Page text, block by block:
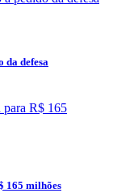
da defesa
165 milhões